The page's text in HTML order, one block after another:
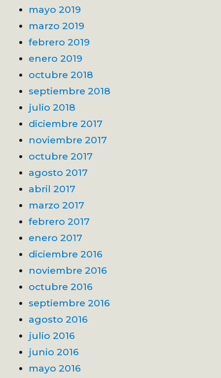
mayo 2019
marzo 2019
febrero 2019
enero 2019
octubre 2018
septiembre 2018
julio 2018
diciembre 2017
noviembre 2017
octubre 2017
agosto 2017
abril 2017
marzo 2017
febrero 2017
enero 2017
diciembre 2016
noviembre 2016
octubre 2016
septiembre 2016
agosto 2016
julio 2016
junio 2016
mayo 2016